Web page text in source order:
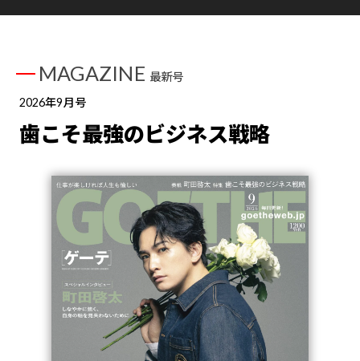
MAGAZINE 最新号
2026年9月号
歯こそ最強のビジネス戦略